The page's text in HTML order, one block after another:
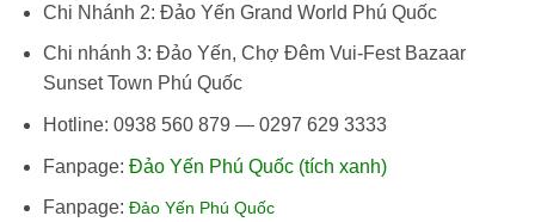
Chi Nhánh 2: Đảo Yến Grand World Phú Quốc
Chi nhánh 3: Đảo Yến, Chợ Đêm Vui-Fest Bazaar
Sunset Town Phú Quốc
Hotline: 0938 560 879 — 0297 629 3333
Fanpage: Đảo Yến Phú Quốc (tích xanh)
Fanpage: Đảo Yến Phú Quốc